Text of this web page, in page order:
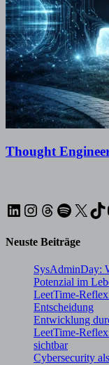
Thought
LinkedIn
Instagram
Threads
Spotify
X
Neuste Beiträge
SysAdminDay:
Potenzial im
LeetTime-
Entscheidung
Entwicklung
LeetTime-
sichtbar
Cybersecurity